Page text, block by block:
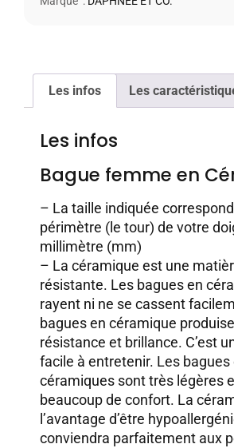
Les infos Les
Les infos
Bague femme en
– La taille indiquée
périmètre (le tour) de votre
millimètre (mm)
– La céramique est une
résistante. Les bagues en
rayent ni ne se cassent
bagues en céramique
résistance et brillance. C’est
facile à entretenir. Les bagues
céramiques sont très légères
beaucoup de confort. La
l’avantage d’être
conviendra parfaitement aux